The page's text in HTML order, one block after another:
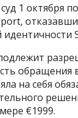
1 октября
на себя
€1999.